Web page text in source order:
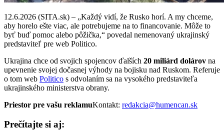
12.6.2026 (SITA.sk) – „Každý vidí, že Rusko horí. A my chceme,
aby horelo ešte viac, ale potrebujeme na to financovanie. Môže to
byť buď pomoc alebo pôžička,“ povedal nemenovaný ukrajinský
predstaviteľ pre web Politico.
Ukrajina chce od svojich spojencov ďalších 20 miliárd dolárov na
upevnenie svojej dočasnej výhody na bojisku nad Ruskom. Referuje
o tom web Politico s odvolaním sa na vysokého predstaviteľa
ukrajinského ministerstva obrany.
Priestor pre vašu reklamuKontakt: redakcia@humencan.sk
Prečítajte si aj: